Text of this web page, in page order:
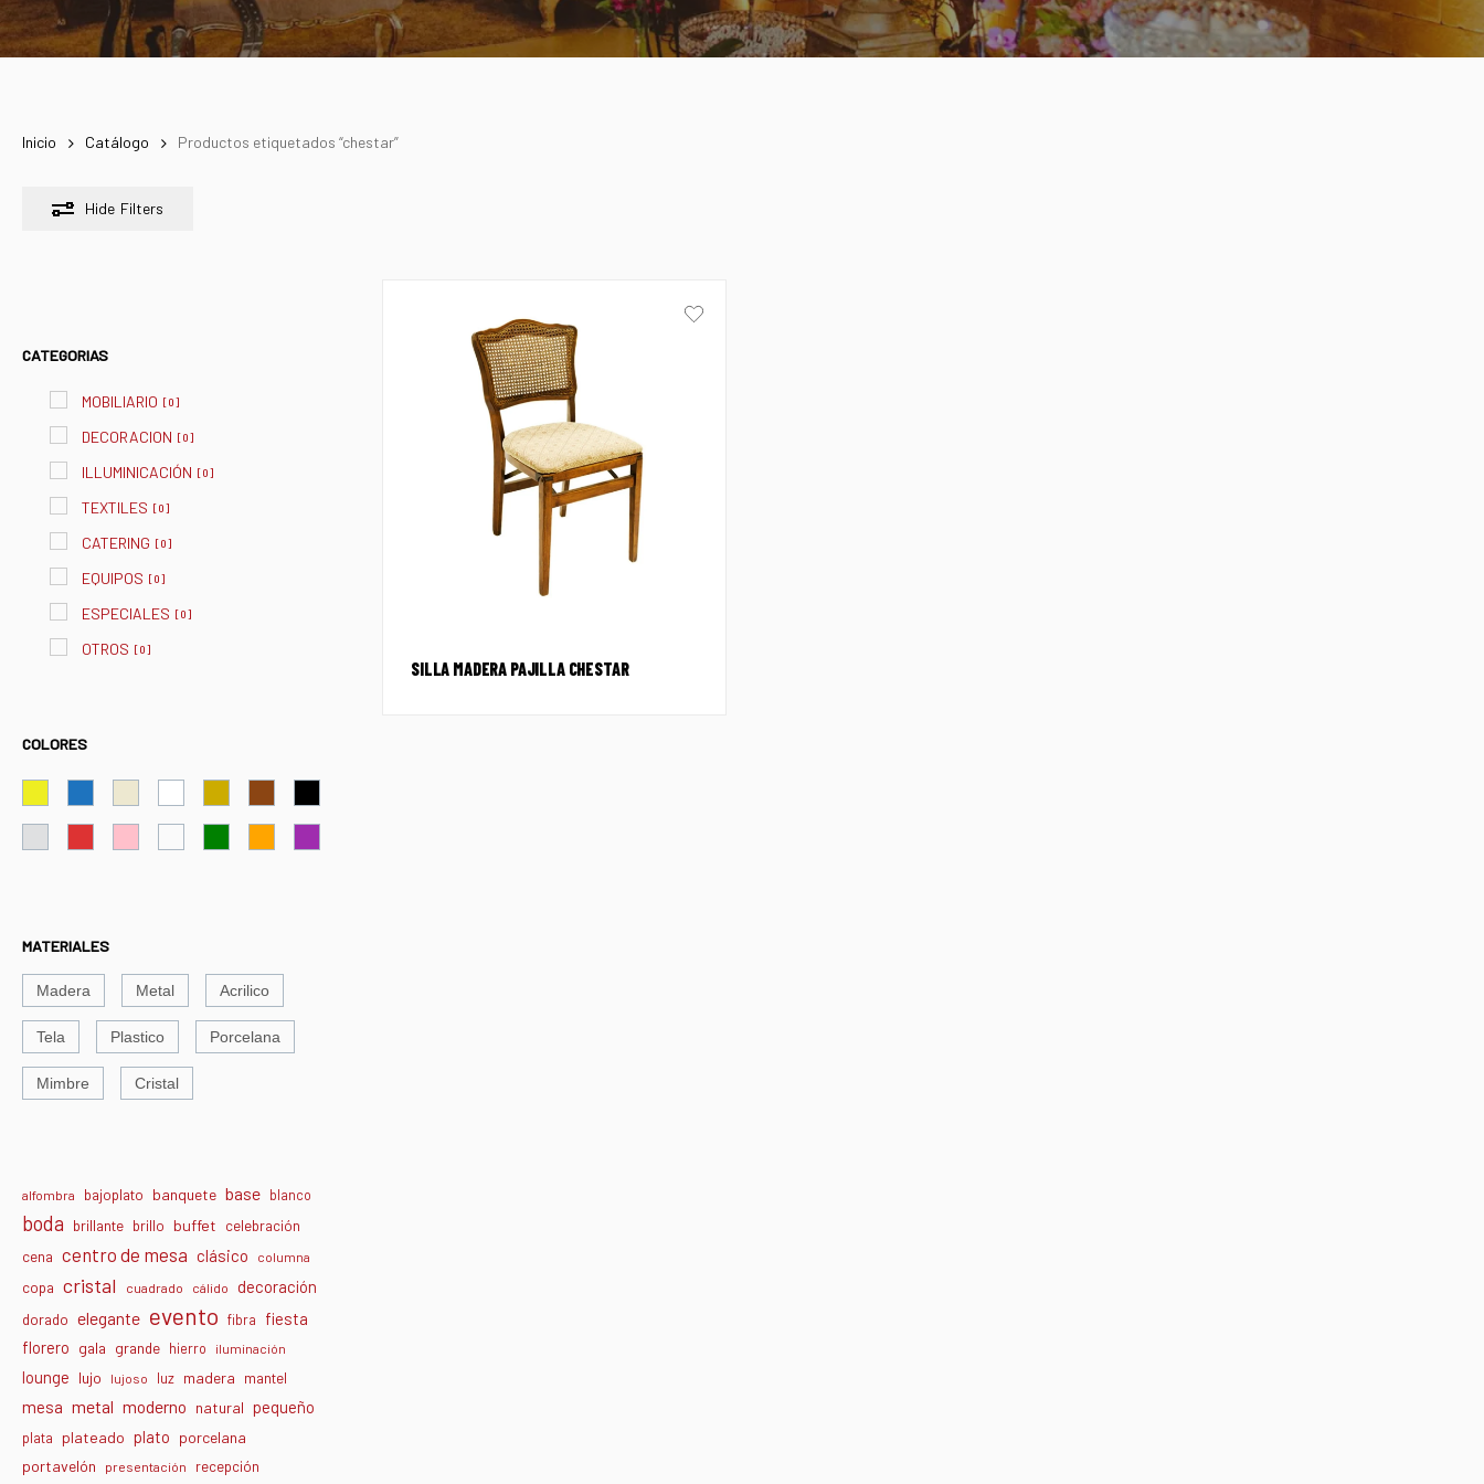
Inicio Catálogo Productos etiquetados “chestar”
Hide Filters
CATEGORIAS
MOBILIARIO [0]
DECORACION [0]
ILLUMINICACIÓN [0]
TEXTILES [0]
CATERING [0]
EQUIPOS [0]
ESPECIALES [0]
OTROS [0]
COLORES
MATERIALES
Madera Metal Acrilico
Tela Plastico Porcelana
Mimbre Cristal
alfombra bajoplato banquete base blanco
boda brillante brillo buffet celebración
cena centro de mesa clásico columna
copa cristal cuadrado cálido decoración
dorado elegante evento fibra fiesta
florero gala grande hierro iluminación
lounge lujo lujoso luz madera mantel
mesa metal moderno natural pequeño
plata plateado plato porcelana
portavelón
presentación recepción
SILLA MADERA PAJILLA CHESTAR